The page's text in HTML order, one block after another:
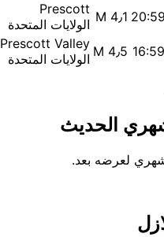
M 4٫1 Prescott
الولايات المتحدة
M 4٫5 Prescott Valley
الولايات المتحدة
الحديث
لعرضه بعد.